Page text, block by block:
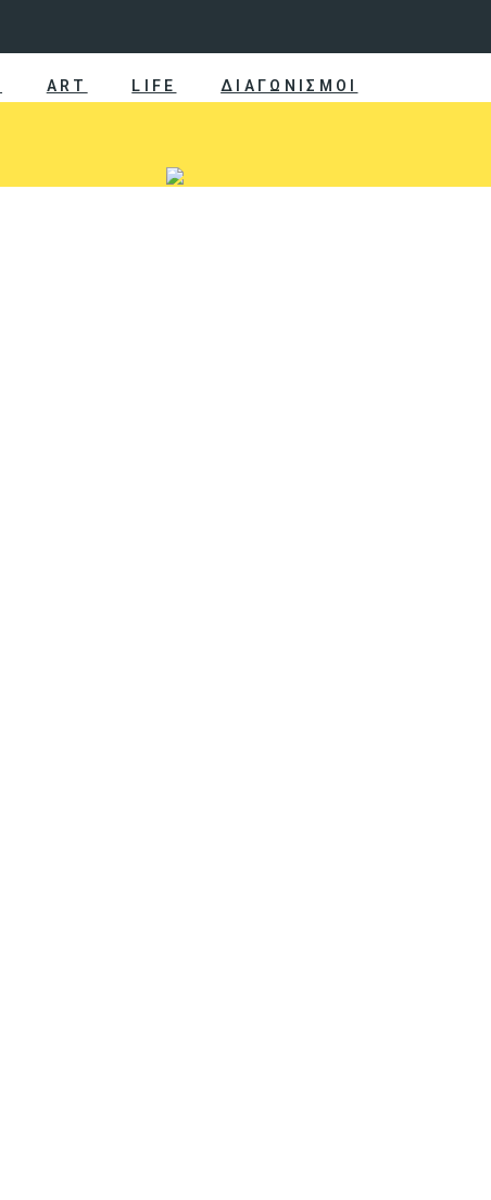
ART LIFE ΔΙΑΓΩΝΙΣΜΟΙ